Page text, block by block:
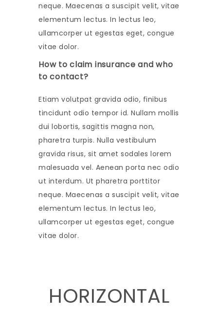
neque. Maecenas a suscipit velit, vitae
elementum lectus. In lectus leo,
ullamcorper ut egestas eget, congue
vitae dolor.
How to claim insurance and who
to contact?
Etiam volutpat gravida odio, finibus
tincidunt odio tempor id. Nullam mollis
dui lobortis, sagittis magna non,
pharetra turpis. Nulla vestibulum
gravida risus, sit amet sodales lorem
malesuada vel. Aenean porta nec odio
ut interdum. Ut pharetra porttitor
neque. Maecenas a suscipit velit, vitae
elementum lectus. In lectus leo,
ullamcorper ut egestas eget, congue
vitae dolor.
HORIZONTAL